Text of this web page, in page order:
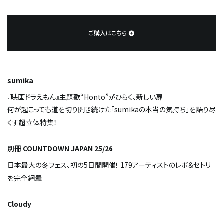
ご購入はこちら
sumika
『映画ドラえもん』主題歌“Honto”がひらく、新しい扉──
何が起こっても道を切り開き続けた「sumikaの本当の気持ち」を語り尽
くす超立体特集！
別冊 COUNTDOWN JAPAN 25/26
日本最大の冬フェス、初の5日間開催！ 179アーティストのレポ＆セトリ
を完全網羅
Cloudy